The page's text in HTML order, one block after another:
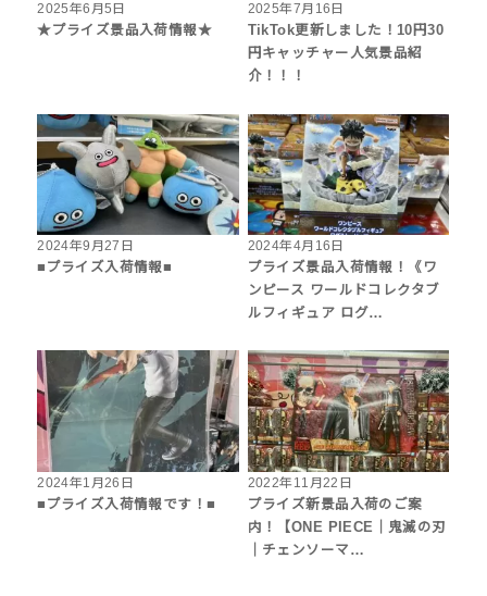
2025年6月5日
★プライズ景品入荷情報★
2025年7月16日
TikTok更新しました！10円30
円キャッチャー人気景品紹
介！！！
2024年9月27日
■プライズ入荷情報■
2024年4月16日
プライズ景品入荷情報！《ワ
ンピース ワールドコレクタブ
ルフィギュア ログ…
2024年1月26日
■プライズ入荷情報です！■
2022年11月22日
プライズ新景品入荷のご案
内！【ONE PIECE｜鬼滅の刃
｜チェンソーマ…